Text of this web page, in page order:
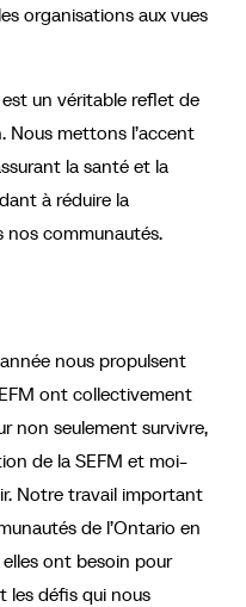
organisations aux vues
un véritable reflet de
Nous mettons l’accent
la santé et la
à réduire la
nos communautés.
nous propulsent
ont collectivement
non seulement survivre,
de la SEFM et moi-
Notre travail important
de l’Ontario en
ont besoin pour
les défis qui nous